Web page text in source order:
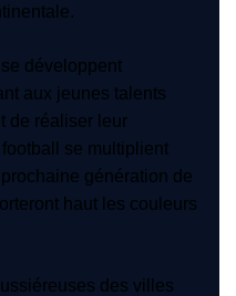
se développent
aux jeunes talents
de réaliser leur
se multiplient
génération de
haut les couleurs
des villes